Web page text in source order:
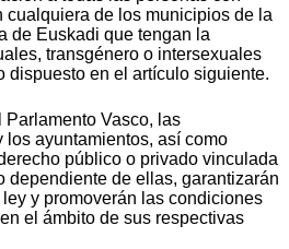
cualquiera de los municipios de la
de Euskadi que tengan la
transgénero o intersexuales
dispuesto en el artículo siguiente.
Parlamento Vasco, las
los ayuntamientos, así como
público o privado vinculada
dependiente de ellas, garantizarán
y promoverán las condiciones
el ámbito de sus respectivas